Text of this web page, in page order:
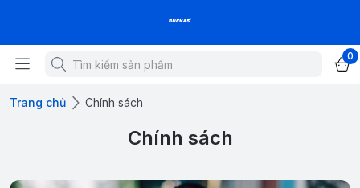
0
Trang chủ Chính sách
Chính sách